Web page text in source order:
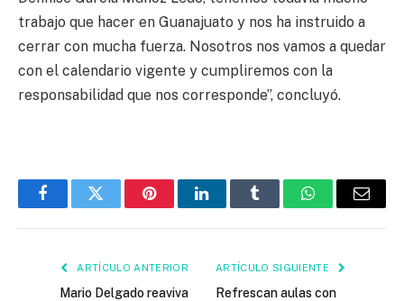
trabajo que hacer en Guanajuato y nos ha instruido a
cerrar con mucha fuerza. Nosotros nos vamos a quedar
con el calendario vigente y cumpliremos con la
responsabilidad que nos corresponde”, concluyó.
FacebookTwitter PinterestLinkedInTumblr WhatsAppEmail
ARTÍCULO ANTERIOR
Mario Delgado reaviva
ARTÍCULO SIGUIENTE
Refrescan aulas con